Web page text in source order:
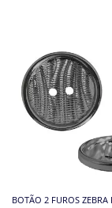
BOTÃO 2 FUROS ZEBRA